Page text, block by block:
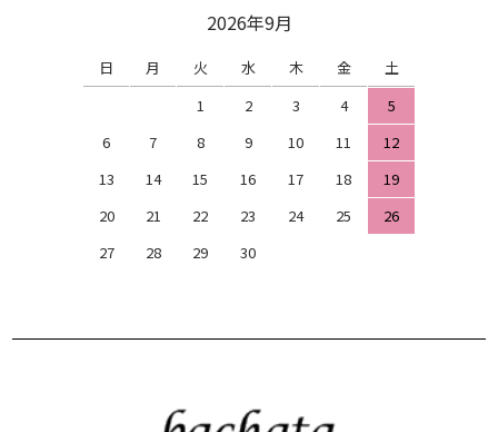
2026年9月
日 月 火 水 木 金
土
1
2 3 4
5
6
7 8 9 10 11
12
13
14 15 16 17 18
19
20
21 22 23 24 25
26
27
28 29 30